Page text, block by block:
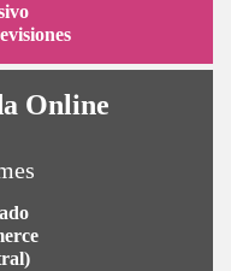
Online